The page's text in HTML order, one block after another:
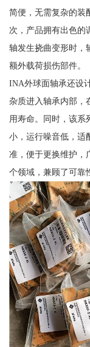
简便，无需复杂的装
次，产品拥有出色的
轴发生挠曲变形时，
额外载荷损伤部件。
INA外球面轴承还设
杂质进入轴承内部，
用寿命。同时，该系
小，运行噪音低，适
准，便于更换维护，
个领域，兼顾了可靠